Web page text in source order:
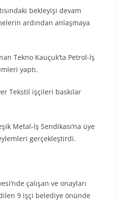
bekleyişi devam
ardından anlaşmaya
Tekno Kauçuk’ta Petrol-İş
yaptı.
Tekstil işçileri baskılar
Metal-İş Sendikası’na üye
gerçekleştirdi.
çalışan ve onayları
9 işçi belediye önünde